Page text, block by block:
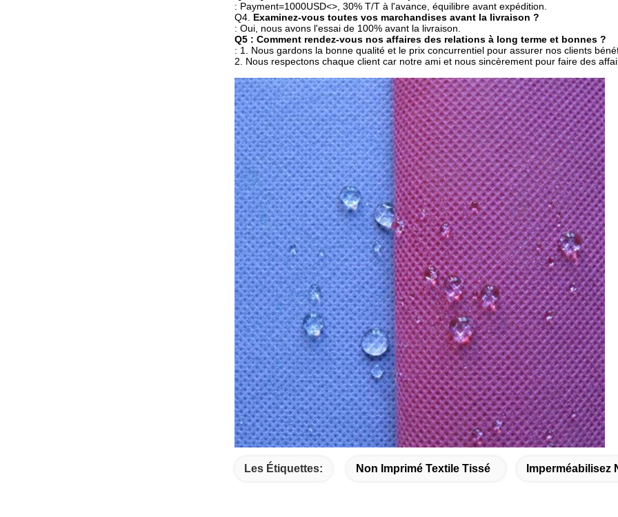
: Payment=1000USD<> , 30% T/T à l'avance, équilibre avant expédition.
Q4. Examinez-vous toutes vos marchandises avant la livraison ?
: Oui, nous avons l'essai de 100% avant la livraison.
Q5 : Comment rendez-vous nos affaires des relations à long terme et bonnes ?
: 1. Nous gardons la bonne qualité et le prix concurrentiel pour assurer nos clients
2. Nous respectons chaque client car notre ami et nous sincèrement pour faire des
Les Étiquettes: Non Imprimé Textile Tissé Imperméabilisez